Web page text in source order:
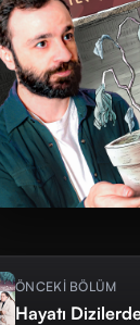
ÖNCEKİ BÖLÜM
Hayatı